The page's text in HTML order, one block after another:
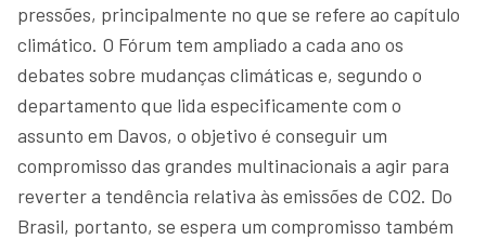
pressões, principalmente no que se refere ao capítulo
climático. O Fórum tem ampliado a cada ano os
debates sobre mudanças climáticas e, segundo o
departamento que lida especificamente com o
assunto em Davos, o objetivo é conseguir um
compromisso das grandes multinacionais a agir para
reverter a tendência relativa às emissões de CO2. Do
Brasil, portanto, se espera um compromisso também